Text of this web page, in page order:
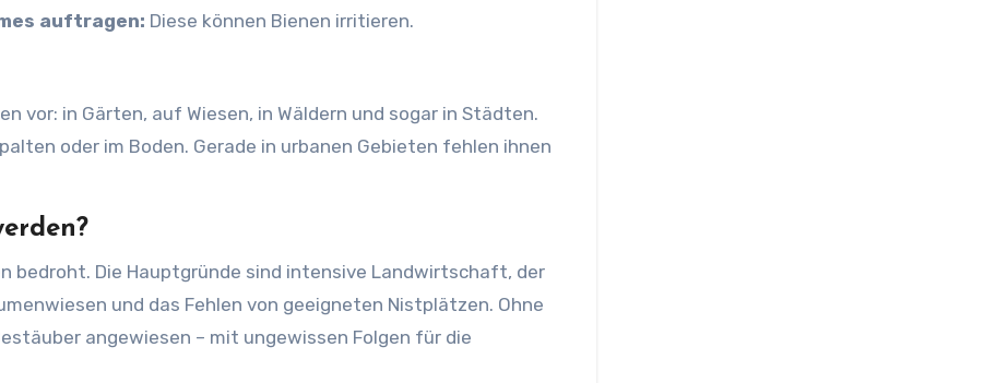
auftragen: Diese können Bienen irritieren.
vor: in Gärten, auf Wiesen, in Wäldern und sogar in Städten.
oder im Boden. Gerade in urbanen Gebieten fehlen ihnen
bedroht. Die Hauptgründe sind intensive Landwirtschaft, der
und das Fehlen von geeigneten Nistplätzen. Ohne
angewiesen – mit ungewissen Folgen für die